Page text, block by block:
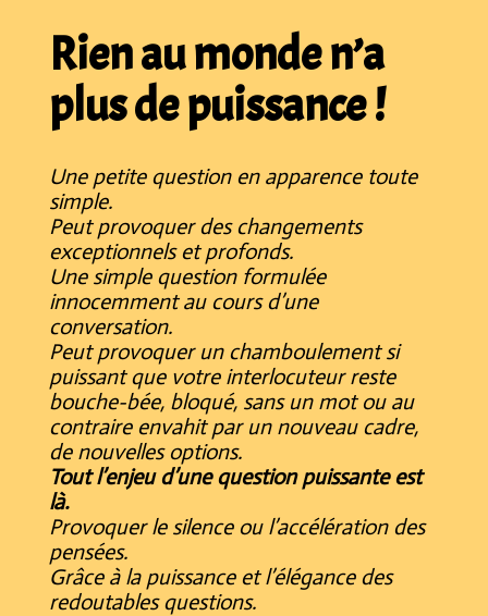
Rien au monde n’a
plus de puissance !
Une petite question en apparence toute
simple.
Peut provoquer des changements
exceptionnels et profonds.
Une simple question formulée
innocemment au cours d’une
conversation.
Peut provoquer un chamboulement si
puissant que votre interlocuteur reste
bouche-bée, bloqué, sans un mot ou au
contraire envahit par un nouveau cadre,
de nouvelles options.
Tout l’enjeu d’une question puissante est
là.
Provoquer le silence ou l’accélération des
pensées.
Grâce à la puissance et l’élégance des
redoutables questions.